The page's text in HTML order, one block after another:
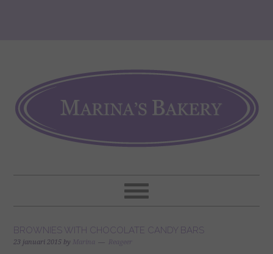
BROWNIES WITH CHOCOLATE CANDY BARS
23 januari 2015 by Marina Reageer